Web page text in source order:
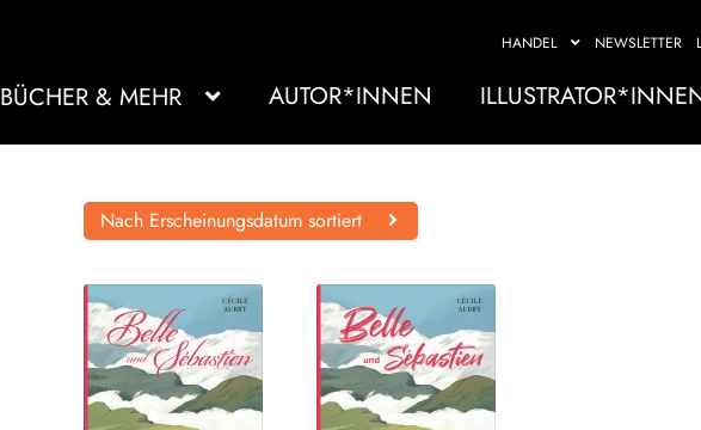
HANDEL NEWSLETTER
BÜCHER & MEHR AUTOR*INNEN
Nach Erscheinungsdatum sortiert